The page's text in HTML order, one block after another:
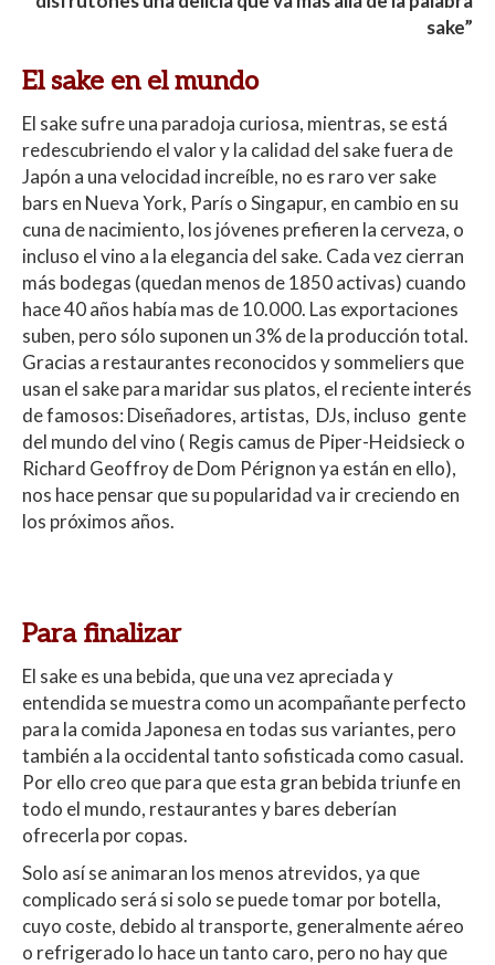
sake”
El sake en el mundo
El sake sufre una paradoja curiosa, mientras, se está
redescubriendo el valor y la calidad del sake fuera de
Japón a una velocidad increíble, no es raro ver sake
bars en Nueva York, París o Singapur, en cambio en su
cuna de nacimiento, los jóvenes prefieren la cerveza, o
incluso el vino a la elegancia del sake. Cada vez cierran
más bodegas (quedan menos de 1850 activas) cuando
hace 40 años había mas de 10.000. Las exportaciones
suben, pero sólo suponen un 3% de la producción total.
Gracias a restaurantes reconocidos y sommeliers que
usan el sake para maridar sus platos, el reciente interés
de famosos: Diseñadores, artistas, DJs, incluso gente
del mundo del vino ( Regis camus de Piper-Heidsieck o
Richard Geoffroy de Dom Pérignon ya están en ello),
nos hace pensar que su popularidad va ir creciendo en
los próximos años.
Para finalizar
El sake es una bebida, que una vez apreciada y
entendida se muestra como un acompañante perfecto
para la comida Japonesa en todas sus variantes, pero
también a la occidental tanto sofisticada como casual.
Por ello creo que para que esta gran bebida triunfe en
todo el mundo, restaurantes y bares deberían
ofrecerla por copas.
Solo así se animaran los menos atrevidos, ya que
complicado será si solo se puede tomar por botella,
cuyo coste, debido al transporte, generalmente aéreo
o refrigerado lo hace un tanto caro, pero no hay que